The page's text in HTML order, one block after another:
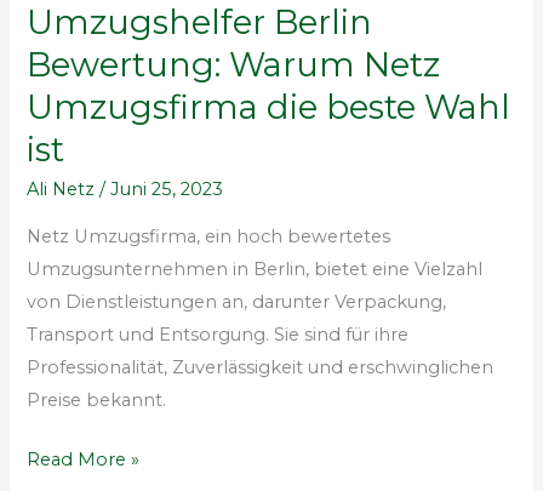
Umzugshelfer Berlin
Bewertung: Warum Netz
Umzugsfirma die beste Wahl
ist
Ali Netz/Juni 25, 2023
Netz Umzugsfirma, ein hoch bewertetes
Umzugsunternehmen in Berlin, bietet eine Vielzahl
von Dienstleistungen an, darunter Verpackung,
Transport und Entsorgung. Sie sind für ihre
Professionalität, Zuverlässigkeit und erschwinglichen
Preise bekannt.
Umzugshelfer
Berlin
Bewertung:
Warum
Netz
Umzugsfirma
beste
Wahl
ist
Read More »